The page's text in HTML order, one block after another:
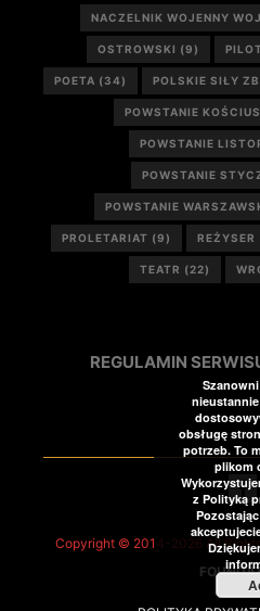
NACZELNIK WOJENNY
OSTROWSKI (9)
POETA (34) POLSKIE SIŁY
POWSTANIE
POWSTANIE
POWSTANIE
POWSTANIE
PROLETARIAT (9) REŻYSER
TEATR (22)
REGULAMIN
Copyright © 2014-2026 All
obsługę
potrzeb. To
plikom
z Polityką